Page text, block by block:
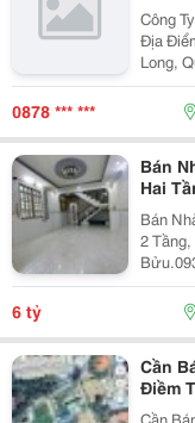
Công
Địa
Long, Quảng Ninh
Thuế : 05 Mô Tả Công Việc: &Bull; Thực
Việc
0878 *** ***
Bán
Hai
Bán
2
Tầng
Trạc
Tần,
6 tỷ
Cần
Điềm
Cần